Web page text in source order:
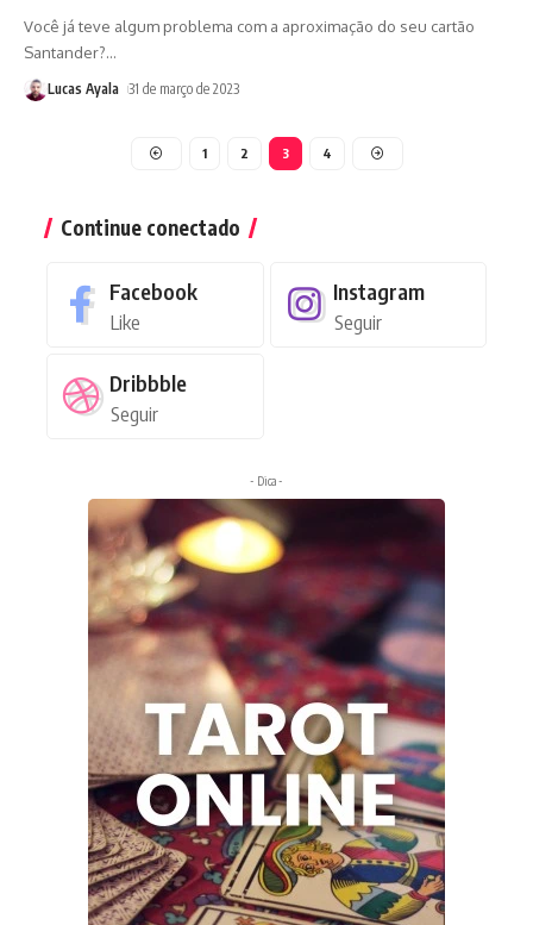
Você já teve algum problema com a aproximação do seu cartão
Santander?…
Lucas Ayala 31 de março de 2023
1 2 3 4
Continue conectado
Facebook
Like
Instagram
Seguir
Dribbble
Seguir
- Dica -